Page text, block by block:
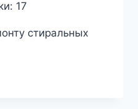
17
стиральных